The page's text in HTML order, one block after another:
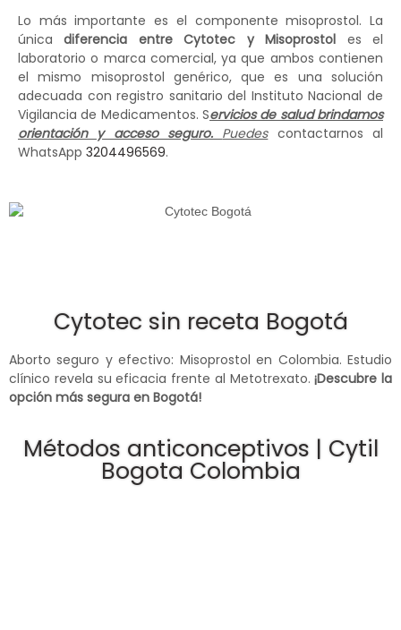
Lo más importante es el componente misoprostol. La
únicadiferencia entre Cytotec y Misoprostol es el
laboratorio o marca comercial, ya que ambos contienen
el mismo misoprostol genérico, que es una solución
adecuada con registro sanitario del Instituto Nacional de
Vigilancia de Medicamentos. Servicios de salud brindamos
orientación y acceso seguro. Puedescontactarnos al
WhatsApp 3204496569.
Cytotec sin receta Bogotá
Aborto seguro y efectivo: Misoprostol en Colombia. Estudio
clínico revela su eficacia frente al Metotrexato.¡Descubre la
opción más segura en Bogotá!
Métodos anticonceptivos | Cytil
Bogota Colombia